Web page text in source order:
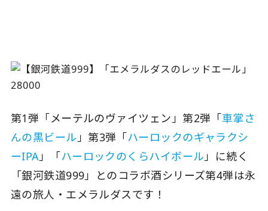
第1弾「メーテルのヴァイツェン」第2弾「車掌さ
んの黒ビール」第3弾「ハーロックのギャラクシ
ーIPA」「ハーロックのくらハイボール」に続く
「銀河鉄道999」とのコラボ酒シリーズ第4弾は永
遠の旅人・エメラルダスです！